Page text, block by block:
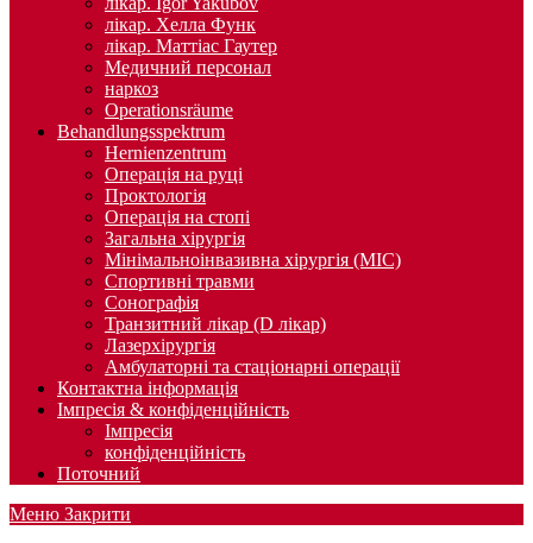
лікар. Хелла Функ
лікар. Маттіас Гаутер
Медичний персонал
наркоз
Operationsräume
Behandlungsspektrum
Hernienzentrum
Операція на руці
Проктологія
Операція на стопі
Загальна хірургія
Мінімальноінвазивна хірургія (MIC)
Спортивні травми
Сонографія
Транзитний лікар (D лікар)
Лазерхірургія
Амбулаторні та стаціонарні операції
Контактна інформація
Імпресія & конфіденційність
Імпресія
конфіденційність
Поточний
Меню Закрити